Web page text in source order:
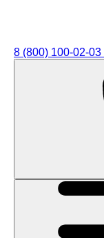
8 (800) 100-02-03